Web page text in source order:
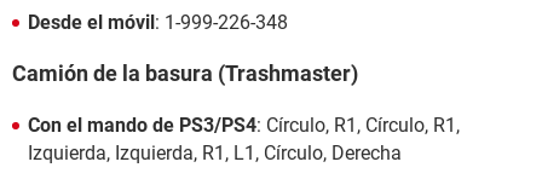
Desde el móvil: 1-999-226-348
Camión de la basura (Trashmaster)
Con el mando de PS3/PS4: Círculo, R1, Círculo, R1,
Izquierda, Izquierda, R1, L1, Círculo, Derecha